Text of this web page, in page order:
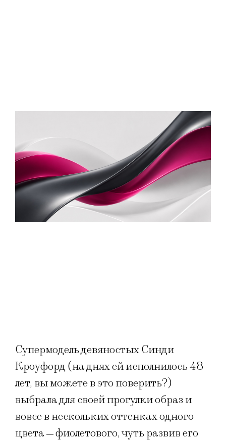
Супермодель девяностых Синди
Кроуфорд (на днях ей исполнилось 48
лет, вы можете в это поверить?)
выбрала для своей прогулки образ и
вовсе в нескольких оттенках одного
цвета — фиолетового, чуть развив его